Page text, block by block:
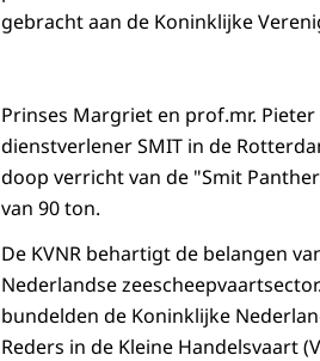
gebracht aan de Koninklijke
Prinses Margriet en prof.mr.
dienstverlener SMIT in de
doop verricht van de "Smit
van 90 ton.
De KVNR behartigt de belangen
Nederlandse
bundelden de Koninklijke
Reders in de Kleine Handelsvaart